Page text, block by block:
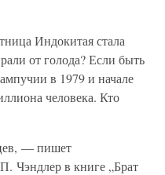
Индокитая стала
от голода? Если быть
в 1979 и начале
человека. Кто
— пишет
Чэндлер в книге „Брат